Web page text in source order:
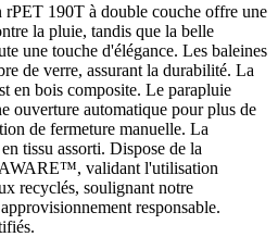
rPET 190T à double couche offre une
la pluie, tandis que la belle
une touche d'élégance. Les baleines
de verre, assurant la durabilité. La
en bois composite. Le parapluie
ouverture automatique pour plus de
de fermeture manuelle. La
tissu assorti. Dispose de la
AWARE™, validant l'utilisation
recyclés, soulignant notre
responsable.